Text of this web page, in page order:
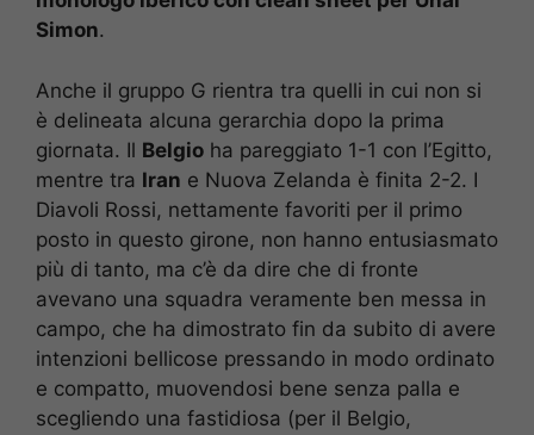
Simon.
Anche il gruppo G rientra tra quelli in cui non si
è delineata alcuna gerarchia dopo la prima
giornata. Il Belgio ha pareggiato 1-1 con l’Egitto,
mentre tra Iran e Nuova Zelanda è finita 2-2. I
Diavoli Rossi, nettamente favoriti per il primo
posto in questo girone, non hanno entusiasmato
più di tanto, ma c’è da dire che di fronte
avevano una squadra veramente ben messa in
campo, che ha dimostrato fin da subito di avere
intenzioni bellicose pressando in modo ordinato
e compatto, muovendosi bene senza palla e
scegliendo una fastidiosa (per il Belgio,